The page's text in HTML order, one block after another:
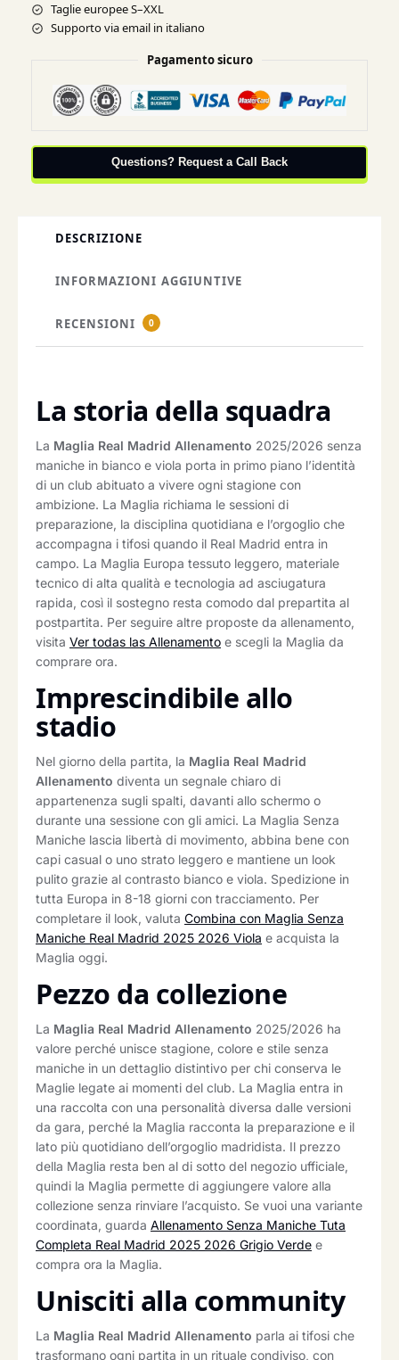
Taglie europee S–XXL
Supporto via email in italiano
Pagamento sicuro
Questions? Request a Call Back
DESCRIZIONE
INFORMAZIONI AGGIUNTIVE
RECENSIONI 0
La storia della squadra
La Maglia Real Madrid Allenamento 2025/2026 senza
maniche in bianco e viola porta in primo piano l’identità
di un club abituato a vivere ogni stagione con
ambizione. La Maglia richiama le sessioni di
preparazione, la disciplina quotidiana e l’orgoglio che
accompagna i tifosi quando il Real Madrid entra in
campo. La Maglia Europa tessuto leggero, materiale
tecnico di alta qualità e tecnologia ad asciugatura
rapida, così il sostegno resta comodo dal prepartita al
postpartita. Per seguire altre proposte da allenamento,
visita Ver todas las Allenamento e scegli la Maglia da
comprare ora.
Imprescindibile allo
stadio
Nel giorno della partita, la Maglia Real Madrid
Allenamento diventa un segnale chiaro di
appartenenza sugli spalti, davanti allo schermo o
durante una sessione con gli amici. La Maglia Senza
Maniche lascia libertà di movimento, abbina bene con
capi casual o uno strato leggero e mantiene un look
pulito grazie al contrasto bianco e viola. Spedizione in
tutta Europa in 8-18 giorni con tracciamento. Per
completare il look, valuta Combina con Maglia Senza
Maniche Real Madrid 2025 2026 Viola e acquista la
Maglia oggi.
Pezzo da collezione
La Maglia Real Madrid Allenamento 2025/2026 ha
valore perché unisce stagione, colore e stile senza
maniche in un dettaglio distintivo per chi conserva le
Maglie legate ai momenti del club. La Maglia entra in
una raccolta con una personalità diversa dalle versioni
da gara, perché la Maglia racconta la preparazione e il
lato più quotidiano dell’orgoglio madridista. Il prezzo
della Maglia resta ben al di sotto del negozio ufficiale,
quindi la Maglia permette di aggiungere valore alla
collezione senza rinviare l’acquisto. Se vuoi una variante
coordinata, guarda Allenamento Senza Maniche Tuta
Completa Real Madrid 2025 2026 Grigio Verde e
compra ora la Maglia.
Unisciti alla community
La Maglia Real Madrid Allenamento parla ai tifosi che
trasformano ogni partita in un rituale condiviso, con